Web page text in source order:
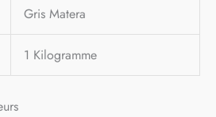
Gris Matera
1 Kilogramme